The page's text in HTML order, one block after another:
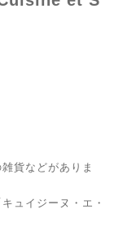
貨などがありま
ュイジーヌ・エ・